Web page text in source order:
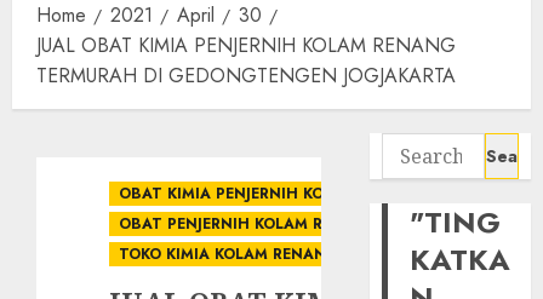
Home 2021 April
30
JUAL OBAT KIMIA PENJERNIH KOLAM RENANG
TERMURAH DI GEDONGTENGEN JOGJAKARTA
OBAT KIMIA PENJERNIH KOLAM
OBAT PENJERNIH KOLAM RENANG
TOKO KIMIA KOLAM RENANG
Search
for:
"TING
KATKA